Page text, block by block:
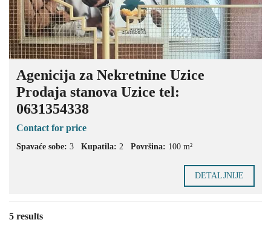
Agenicija za Nekretnine Uzice
Prodaja stanova Uzice tel:
0631354338
Contact for price
Spavaće sobe: 3 Kupatila: 2 Površina: 100 m²
DETALJNIJE
5 results